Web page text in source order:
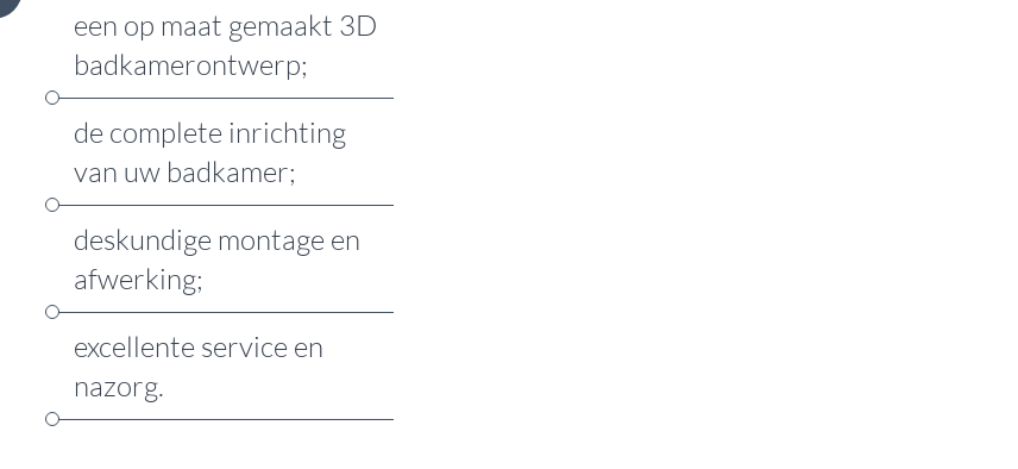
een op maat gemaakt 3D
badkamerontwerp;
de complete inrichting
van uw badkamer;
deskundige montage en
afwerking;
excellente service en
nazorg.